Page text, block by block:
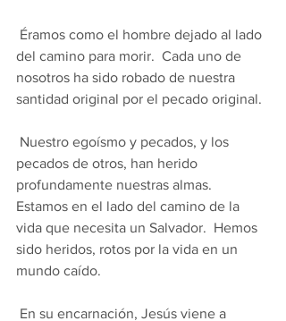
del camino para morir.  Cada uno de
nosotros ha sido robado de nuestra
santidad original por el pecado original.
pecados de otros, han herido
profundamente nuestras almas.
Estamos en el lado del camino de la
vida que necesita un Salvador.  Hemos
sido heridos, rotos por la vida en un
mundo caído.